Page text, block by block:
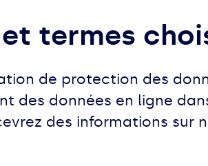
termes
de protection des
des données en ligne
des informations sur